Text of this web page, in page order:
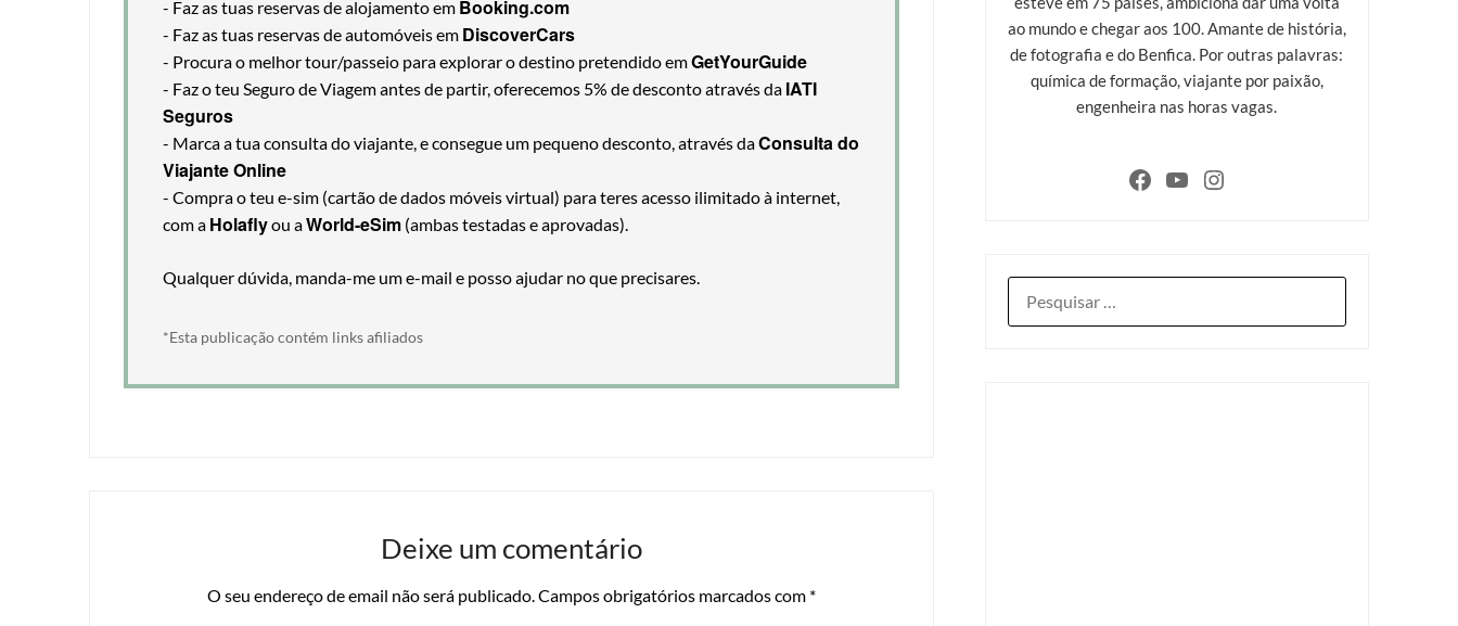
- Faz as tuas reservas de alojamento em Booking.com
- Faz as tuas reservas de automóveis em DiscoverCars
- Procura o melhor tour/passeio para explorar o destino pretendido emGetYourGuide
- Faz o teu Seguro de Viagem antes de partir, oferecemos 5% de desconto através da IATI
Seguros
- Marca a tua consulta do viajante, e consegue um pequeno desconto, através daConsulta do
Viajante Online
- Compra o teu e-sim (cartão de dados móveis virtual) para teres acesso ilimitado à internet,
com a Holaflyou aWorld-eSim (ambas testadas e aprovadas).
Qualquer dúvida, manda-me um e-mail e posso ajudar no que precisares.
*Esta publicação contém links afiliados
Deixe um comentário
O seu endereço de email não será publicado.Campos obrigatórios marcados com *
ao mundo e chegar aos 100. Amante de história,
de fotografia e do Benfica. Por outras palavras:
química de formação, viajante por paixão,
engenheira nas horas vagas.